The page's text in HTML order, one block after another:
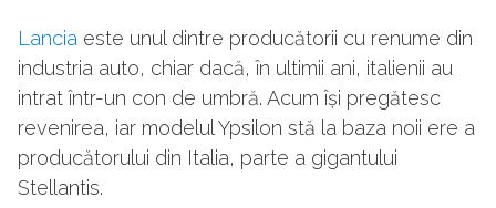
Lancia este unul dintre producătorii cu renume din
industria auto, chiar dacă, în ultimii ani, italienii au
intrat într-un con de umbră. Acum își pregătesc
revenirea, iar modelul Ypsilon stă la baza noii ere a
producătorului din Italia, parte a gigantului
Stellantis.